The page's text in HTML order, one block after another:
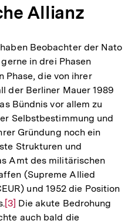
Allianz
Beobachter der Nato
in drei Phasen
Phase, die von ihrer
der Berliner Mauer 1989
Bündnis vor allem zu
Selbstbestimmung und
Gründung noch ein
Strukturen und
Amt des militärischen
(Supreme Allied
und 1952 die Position
Zur
Auflösung
[3] Die akute Bedrohung
auch bald die